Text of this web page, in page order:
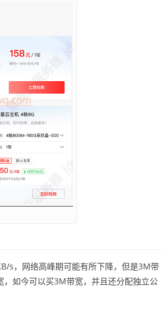
s，网络高峰期可能有所下降，但是3M带
如今可以买3M带宽，并且还分配独立公